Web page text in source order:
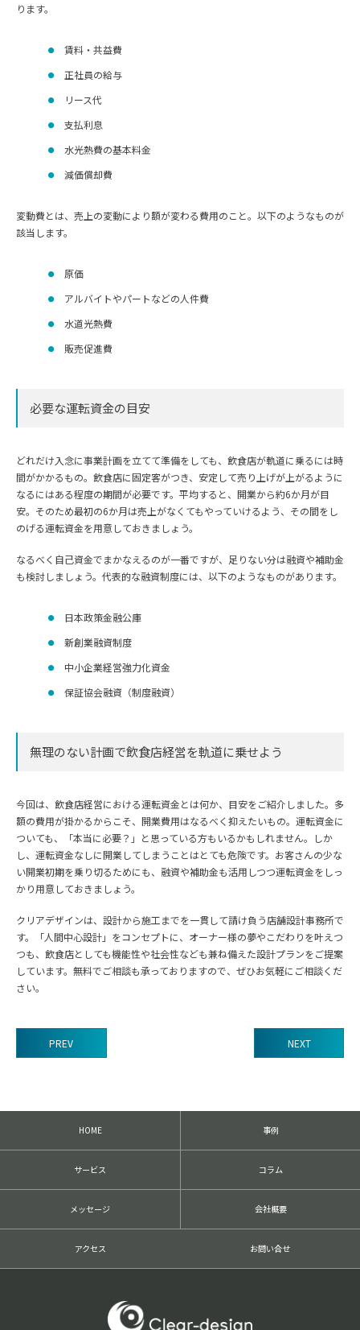
ります。
賃料・共益費
正社員の給与
リース代
支払利息
水光熱費の基本料金
減価償却費
変動費とは、売上の変動により額が変わる費用のこと。以下のようなものが
該当します。
原価
アルバイトやパートなどの人件費
水道光熱費
販売促進費
必要な運転資金の目安
どれだけ入念に事業計画を立てて準備をしても、飲食店が軌道に乗るには時
間がかかるもの。飲食店に固定客がつき、安定して売り上げが上がるように
なるにはある程度の期間が必要です。平均すると、開業から約6か月が目
安。そのため最初の6か月は売上がなくてもやっていけるよう、その間をし
のげる運転資金を用意しておきましょう。
なるべく自己資金でまかなえるのが一番ですが、足りない分は融資や補助金
も検討しましょう。代表的な融資制度には、以下のようなものがあります。
日本政策金融公庫
新創業融資制度
中小企業経営強力化資金
保証協会融資（制度融資）
無理のない計画で飲食店経営を軌道に乗せよう
今回は、飲食店経営における運転資金とは何か、目安をご紹介しました。多
額の費用が掛かるからこそ、開業費用はなるべく抑えたいもの。運転資金に
ついても、「本当に必要？」と思っている方もいるかもしれません。しか
し、運転資金なしに開業してしまうことはとても危険です。お客さんの少な
い開業初期を乗り切るためにも、融資や補助金も活用しつつ運転資金をしっ
かり用意しておきましょう。
クリアデザインは、設計から施工までを一貫して請け負う店舗設計事務所で
す。「人間中心設計」をコンセプトに、オーナー様の夢やこだわりを叶えつ
つも、飲食店としても機能性や社会性なども兼ね備えた設計プランをご提案
しています。無料でご相談も承っておりますので、ぜひお気軽にご相談くだ
さい。
の
へ
ン
PREV NEXT
HOME 事例
サービス コラム
メッセージ 会社概要
アクセス お問い合せ